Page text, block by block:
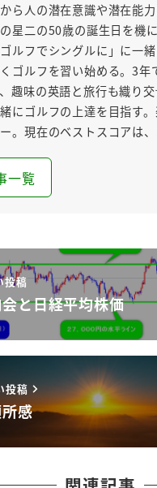
ら人の潜在意識や潜在能
星二の50歳の誕生日を機
ルフでシングルに」に一
ゴルフを習い始める。3年
趣味の英語と旅行も織り
にゴルフの上達を目指す
。現在のベストスコアは、
一覧
稿
と日経平均株価
投稿
感